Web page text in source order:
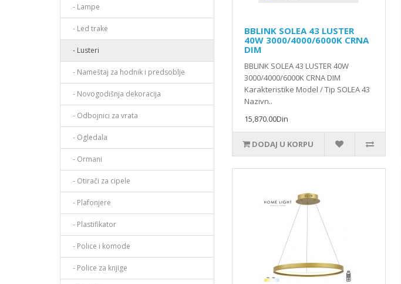
- Lampe
- Led trake
- Lusteri
- Nameštaj za hodnik i predsoblje
- Novogodišnja dekoracija
- Odbojnici za vrata
- Ogledala
- Ormani
- Otirači za cipele
- Plafonjere
- Plastifikator
- Police i komode
- Police za knjige
BBLINK SOLEA 43 LUSTER
40W 3000/4000/6000K CRNA
DIM
BBLINK SOLEA 43 LUSTER 40W
3000/4000/6000K CRNA DIM
Karakteristike Model / Tip SOLEA 43
Nazivn..
15,870.00Din
DODAJ U KORPU